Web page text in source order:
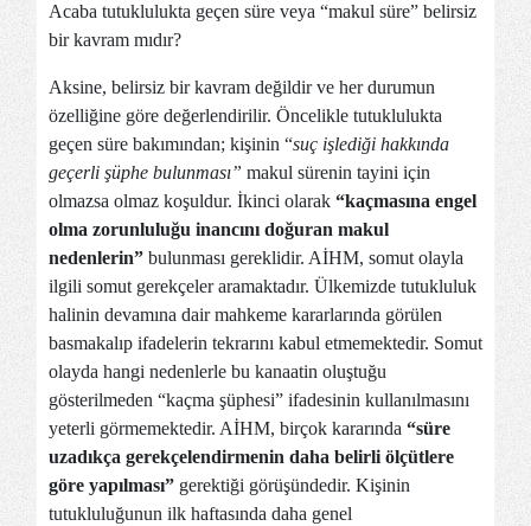
Acaba tutuklulukta geçen süre veya “makul süre” belirsiz
bir kavram mıdır?
Aksine, belirsiz bir kavram değildir ve her durumun
özelliğine göre değerlendirilir. Öncelikle tutuklulukta
geçen süre bakımından; kişinin “suç işlediği hakkında
geçerli şüphe bulunması” makul sürenin tayini için
olmazsa olmaz koşuldur. İkinci olarak “kaçmasına engel
olma zorunluluğu inancını doğuran makul
nedenlerin” bulunması gereklidir. AİHM, somut olayla
ilgili somut gerekçeler aramaktadır. Ülkemizde tutukluluk
halinin devamına dair mahkeme kararlarında görülen
basmakalıp ifadelerin tekrarını kabul etmemektedir. Somut
olayda hangi nedenlerle bu kanaatin oluştuğu
gösterilmeden “kaçma şüphesi” ifadesinin kullanılmasını
yeterli görmemektedir. AİHM, birçok kararında “süre
uzadıkça gerekçelendirmenin daha belirli ölçütlere
göre yapılması” gerektiği görüşündedir. Kişinin
tutukluluğunun ilk haftasında daha genel